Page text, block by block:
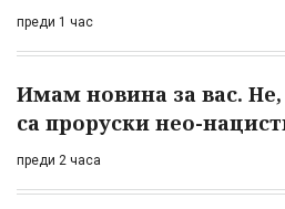
преди 1 час
Имам новина за вас. Не,
са проруски нео-
преди 2 часа